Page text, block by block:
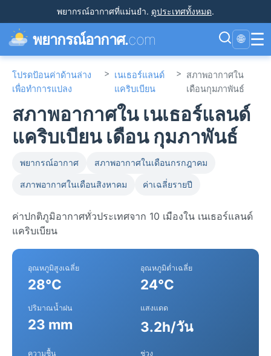
พยากรณ์อากาศที่แม่นยำ. ดูประเทศทั้งหมด.
พยากรณ์อากาศ.com 🌐 ☰
โปรดป้อนค่าด้านล่าง
เพื่อทำการแปลง
> เนเธอร์แลนด์
แคริบเบียน
> สภาพอากาศใน
เดือนกุมภาพันธ์
สภาพอากาศใน เนเธอร์แลนด์
แคริบเบียน เดือน กุมภาพันธ์
พยากรณ์อากาศ สภาพอากาศในเดือนกรกฎาคม
สภาพอากาศในเดือนสิงหาคม ค่าเฉลี่ยรายปี
ค่าปกติภูมิอากาศทั่วประเทศจาก 10 เมืองใน เนเธอร์แลนด์
แคริบเบียน
อุณหภูมิสูงเฉลี่ย
28°C
อุณหภูมิต่ำเฉลี่ย
24°C
ปริมาณน้ำฝน
23 mm
แสงแดด
3.2h/วัน
ความชื้น ช่วง